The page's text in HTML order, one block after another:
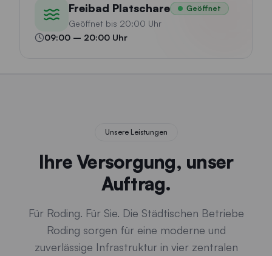
Freibad Platschare Geöffnet
Geöffnet bis 20:00 Uhr
09:00 – 20:00 Uhr
Unsere Leistungen
Ihre Versorgung, unser
Auftrag.
Für Roding. Für Sie. Die Städtischen Betriebe
Roding sorgen für eine moderne und
zuverlässige Infrastruktur in vier zentralen